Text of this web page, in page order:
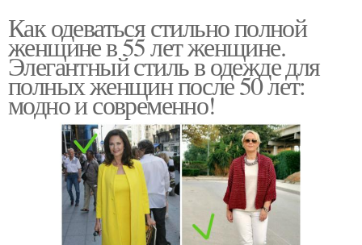
Как одеваться стильно полной
женщине в 55 лет женщине.
Элегантный стиль в одежде для
полных женщин после 50 лет:
модно и современно!